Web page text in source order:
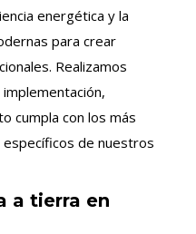
energética y la
para crear
Realizamos
cumpla con los más
de nuestros
a tierra en